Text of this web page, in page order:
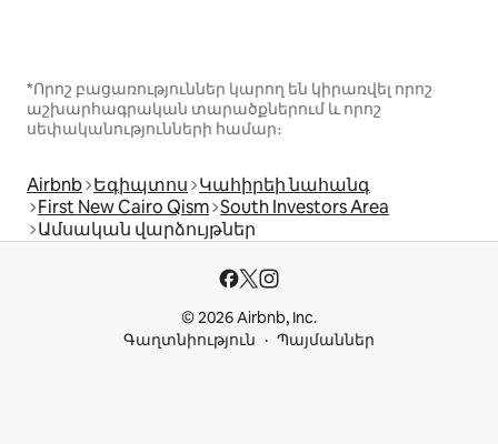
*Որոշ բացառություններ կարող են կիրառվել որոշ
աշխարհագրական տարածքներում և որոշ
սեփականությունների համար։
Airbnb Եգիպտոս Կահիրեի նահանգ
First New Cairo Qism South Investors Area
Ամսական վարձույթներ
© 2026 Airbnb, Inc.
Գաղտնիություն
Պայմաններ